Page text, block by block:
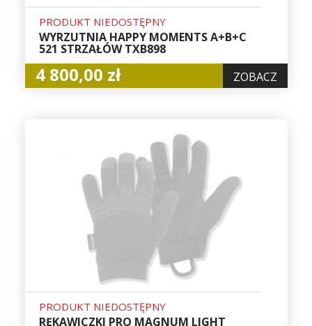
PRODUKT NIEDOSTĘPNY
WYRZUTNIA HAPPY MOMENTS A+B+C
521 STRZAŁÓW TXB898
4 800,00 zł ZOBACZ
PRODUKT NIEDOSTĘPNY
RĘKAWICZKI PRO MAGNUM LIGHT